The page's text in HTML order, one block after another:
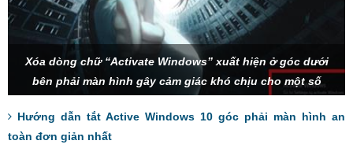
Xóa dòng chữ “Activate Windows” xuất hiện ở góc dưới
bên phải màn hình gây cảm giác khó chịu cho một số
Hướng dẫn tắt Active Windows 10 góc phải màn hình an
toàn đơn giản nhất